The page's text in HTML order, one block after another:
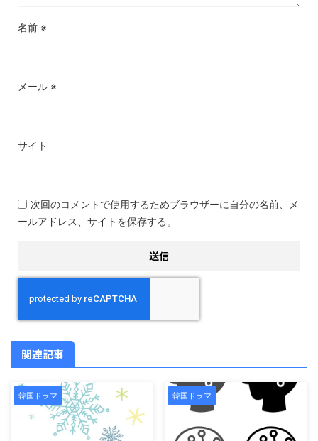
名前 ※
メール ※
サイト
次回のコメントで使用するためブラウザーに自分の名前、メ
ールアドレス、サイトを保存する。
関連記事
韓国ドラマ 韓国ドラマ